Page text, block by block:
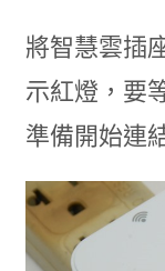
將智慧雲插
示紅燈，要
準備開始連